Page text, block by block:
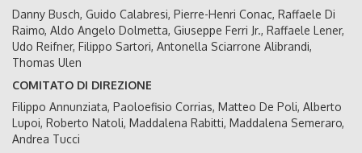
Danny Busch, Guido Calabresi, Pierre-Henri Conac, Raffaele Di
Raimo, Aldo Angelo Dolmetta, Giuseppe Ferri Jr., Raffaele Lener,
Udo Reifner, Filippo Sartori, Antonella Sciarrone Alibrandi,
Thomas Ulen
COMITATO DI DIREZIONE
Filippo Annunziata, Paoloefisio Corrias, Matteo De Poli, Alberto
Lupoi, Roberto Natoli, Maddalena Rabitti, Maddalena Semeraro,
Andrea Tucci